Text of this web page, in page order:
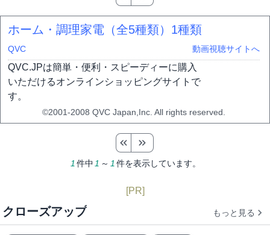
ホーム・調理家電（全5種類） 1種類
QVC 動画視聴サイトへ
QVC.JPは簡単・便利・スピーディーに購入
いただけるオンラインショッピングサイトで
す。
©2001-2008 QVC Japan,Inc. All rights reserved.
1 件中 1 ～ 1 件を表示しています。
[PR]
クローズアップ もっと見る